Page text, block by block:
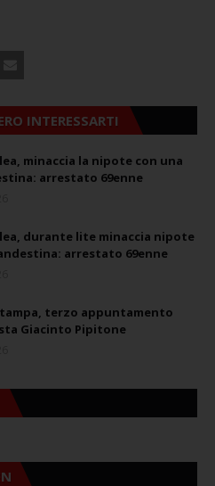
INTERESSARTI
minaccia la nipote con una
arrestato 69enne
durante lite minaccia nipote
arrestato 69enne
terzo appuntamento
Giacinto Pipitone